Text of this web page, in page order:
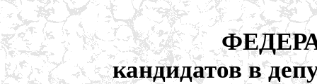
кандидатов в